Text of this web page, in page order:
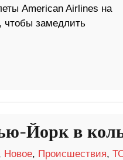
American Airlines на
чтобы замедлить
Йорк в
Новое, Происшествия,